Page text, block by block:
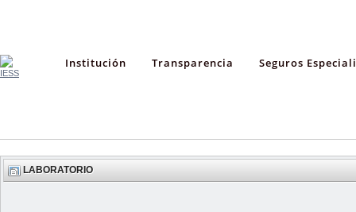
Institución Transparencia Seguros
LABORATORIO